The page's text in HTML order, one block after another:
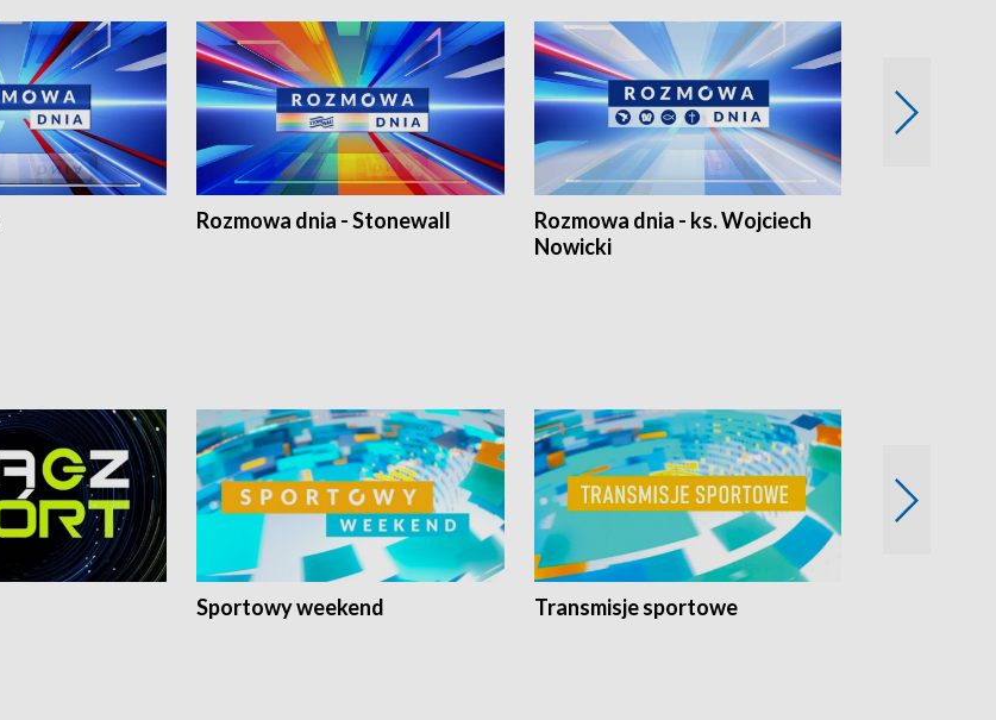
Rozmowa dnia - Stonewall
Rozmowa dnia - ks. Wojciech
Nowicki
Sportowy weekend Transmisje sportowe